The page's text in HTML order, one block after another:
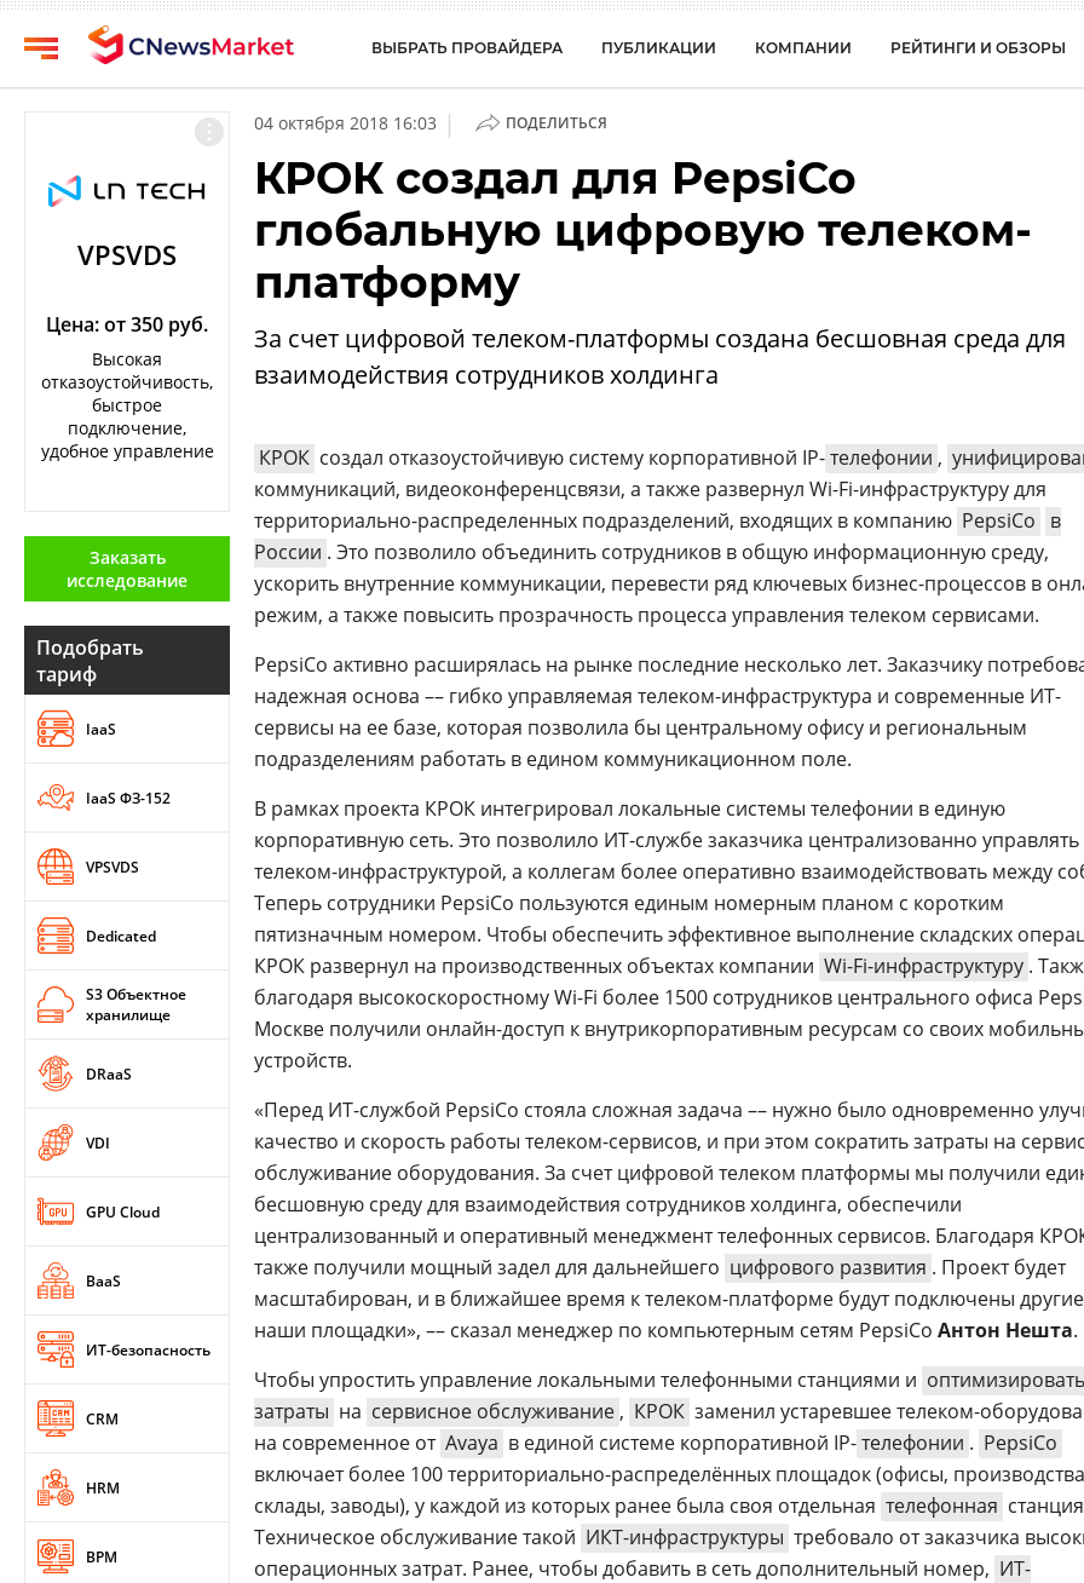
Публикации
обзоры
кабинет
проекте
Аналитика
Техника
Об
издании
Реклама
Вакансии
Контакты
Дзен
Rutube
Конференции
Техника
ВЫБРАТЬ ПРОВАЙДЕРА ПУБЛИКАЦИИ КОМПАНИИ РЕЙТИНГИ И ОБЗОРЫ
VPSVDS
Цена: от 350 руб.
Высокая
отказоустойчивость,
быстрое
подключение,
удобное управление
Заказать
исследование
Подобрать
тариф
IaaS
IaaS ФЗ-152
VPSVDS
Dedicated
S3 Объектное
хранилище
DRaaS
VDI
GPU Cloud
BaaS
ИТ-безопасность
CRM
HRM
BPM
04 октября 2018 16:03 | ПОДЕЛИТЬСЯ
КРОК создал для PepsiCo
глобальную цифровую телеком-
платформу
За счет цифровой телеком-платформы создана бесшовная среда для
взаимодействия сотрудников холдинга
КРОК создал отказоустойчивую систему корпоративной IP-телефонии ,
коммуникаций, видеоконференцсвязи, а также развернул Wi-Fi-инфраструктуру для
территориально-распределенных подразделений, входящих в компанию PepsiCo
в
России . Это позволило объединить сотрудников в общую информационную среду,
ускорить внутренние коммуникации, перевести ряд ключевых бизнес-процессов в
режим, а также повысить прозрачность процесса управления телеком сервисами.
PepsiCo активно расширялась на рынке последние несколько лет. Заказчику
надежная основа –– гибко управляемая телеком-инфраструктура и современные ИТ-
сервисы на ее базе, которая позволила бы центральному офису и региональным
подразделениям работать в едином коммуникационном поле.
В рамках проекта КРОК интегрировал локальные системы телефонии в единую
корпоративную сеть. Это позволило ИТ-службе заказчика централизованно управлять
телеком-инфраструктурой, а коллегам более оперативно взаимодействовать между
Теперь сотрудники PepsiCo пользуются единым номерным планом с коротким
пятизначным номером. Чтобы обеспечить эффективное выполнение складских
КРОК развернул на производственных объектах компании Wi-Fi-инфраструктуру .
благодаря высокоскоростному Wi-Fi более 1500 сотрудников центрального офиса
Москве получили онлайн-доступ к внутрикорпоративным ресурсам со своих
устройств.
«Перед ИТ-службой PepsiCo стояла сложная задача –– нужно было одновременно
качество и скорость работы телеком-сервисов, и при этом сократить затраты на
обслуживание оборудования. За счет цифровой телеком платформы мы получили
бесшовную среду для взаимодействия сотрудников холдинга, обеспечили
централизованный и оперативный менеджмент телефонных сервисов. Благодаря
также получили мощный задел для дальнейшего цифрового развития . Проект будет
масштабирован, и в ближайшее время к телеком-платформе будут подключены другие
наши площадки», –– сказал менеджер по компьютерным сетям PepsiCo Антон Нешта.
Чтобы упростить управление локальными телефонными станциями и оптимизировать
затраты на сервисное обслуживание , КРОК заменил устаревшее телеком-
на современное от Avaya в единой системе корпоративной IP-телефонии . PepsiCo
включает более 100 территориально-распределённых площадок (офисы,
склады, заводы), у каждой из которых ранее была своя отдельная телефонная
Техническое обслуживание такой ИКТ-инфраструктуры требовало от заказчика
операционных затрат. Ранее, чтобы добавить в сеть дополнительный номер, ИТ-